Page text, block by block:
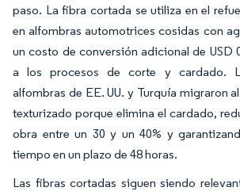
paso. La fibra cortada se utiliza en el
en alfombras automotrices cosidas con
un costo de conversión adicional de USD
a los procesos de corte y cardado.
alfombras de EE. UU. y Turquía migraron
texturizado porque elimina el cardado,
obra entre un 30 y un 40% y
tiempo en un plazo de 48 horas.
Las fibras cortadas siguen siendo